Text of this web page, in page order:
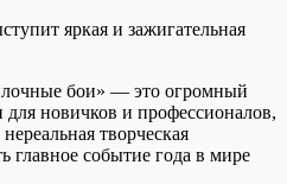
яркая и зажигательная
бои» — это огромный
новичков и профессионалов,
творческая
главное событие года в мире